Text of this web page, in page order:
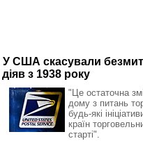
У США скасували
діяв з 1938 року
"Це остаточна
дому з питань
будь-які
країн
старті".